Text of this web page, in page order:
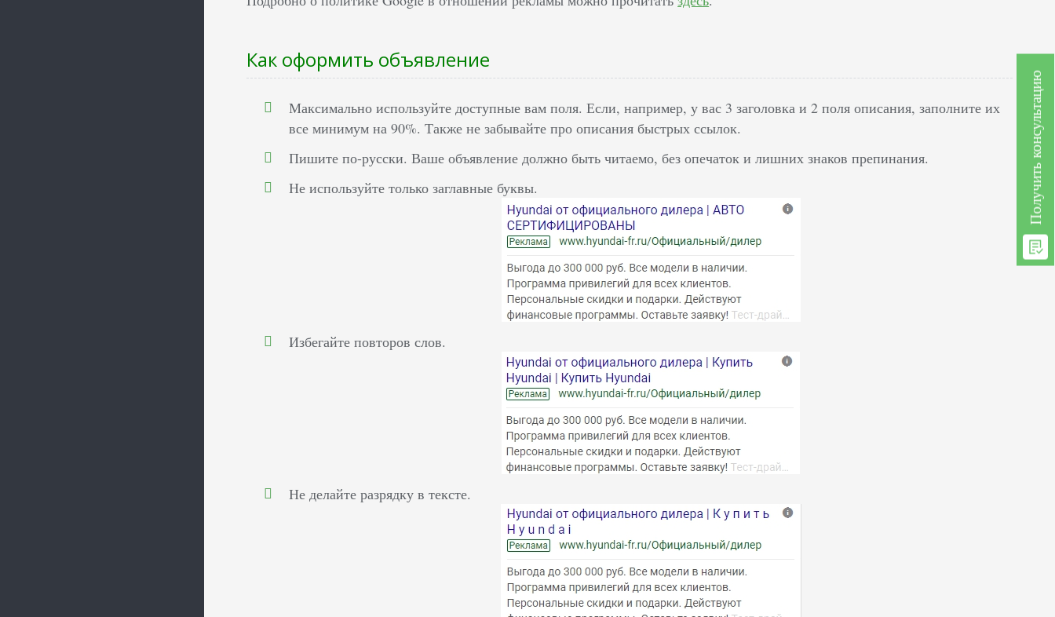
Как оформить объявление
Максимально используйте доступные вам поля. Если, например, у вас 3 заголовка и 2 поля описания, заполните их
все минимум на 90%. Также не забывайте про описания быстрых ссылок.
Пишите по-русски. Ваше объявление должно быть читаемо, без опечаток и лишних знаков препинания.
Не используйте только заглавные буквы.
Избегайте повторов слов.
Не делайте разрядку в тексте.
Получить консультацию